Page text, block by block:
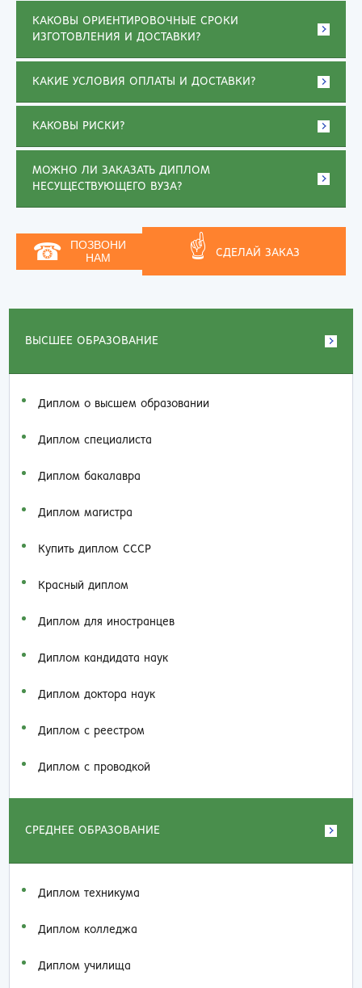
ВЫСШЕЕ ОБРАЗОВАНИЕ
Диплом о высшем образовании
Диплом специалиста
Диплом бакалавра
Диплом магистра
Купить диплом СССР
Красный диплом
Диплом для иностранцев
Диплом кандидата наук
Диплом доктора наук
Диплом с реестром
Диплом с проводкой
СРЕДНЕЕ ОБРАЗОВАНИЕ
Диплом техникума
Диплом колледжа
Диплом училища
КАКОВЫ ОРИЕНТИРОВОЧНЫЕ СРОКИ
ИЗГОТОВЛЕНИЯ И ДОСТАВКИ?
КАКИЕ УСЛОВИЯ ОПЛАТЫ И ДОСТАВКИ?
КАКОВЫ РИСКИ?
МОЖНО ЛИ ЗАКАЗАТЬ ДИПЛОМ
НЕСУЩЕСТВУЮЩЕГО ВУЗА?
☎
ПОЗВОНИ
НАМ
☝ СДЕЛАЙ ЗАКАЗ